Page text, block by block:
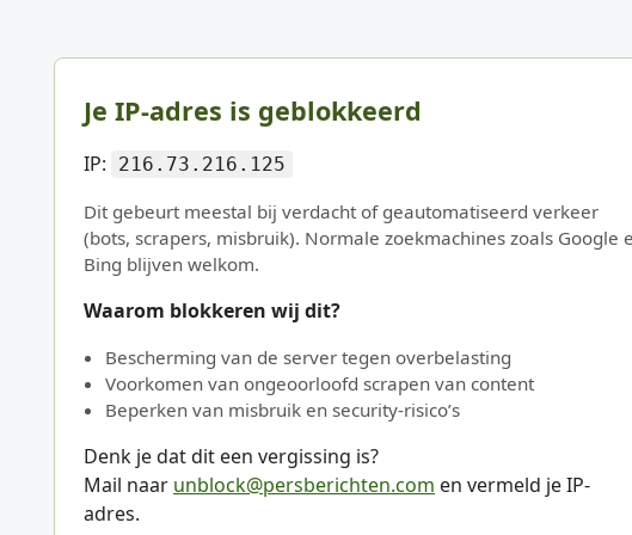
Je IP-adres is geblokkeerd
IP: 216.73.216.125
Dit gebeurt meestal bij verdacht of geautomatiseerd verkeer
(bots, scrapers, misbruik). Normale zoekmachines zoals Google
Bing blijven welkom.
Waarom blokkeren wij dit?
Bescherming van de server tegen overbelasting
Voorkomen van ongeoorloofd scrapen van content
Beperken van misbruik en security-risico’s
Denk je dat dit een vergissing is?
Mail naar unblock@persberichten.com en vermeld je IP-
adres.